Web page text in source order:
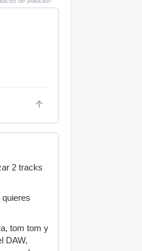
2 tracks
tom tom y
DAW,